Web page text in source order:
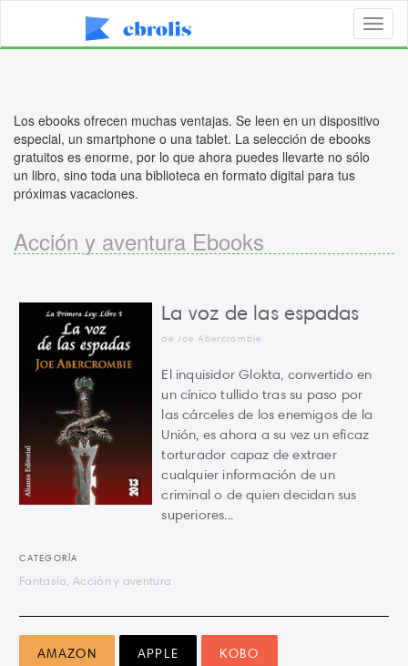
Los ebooks ofrecen muchas ventajas. Se leen en un dispositivo
especial, un smartphone o una tablet. La selección de ebooks
gratuitos es enorme, por lo que ahora puedes llevarte no sólo
un libro, sino toda una biblioteca en formato digital para tus
próximas vacaciones.
Acción y aventura Ebooks
La voz de las espadas
de Joe Abercrombie
El inquisidor Glokta, convertido en
un cínico tullido tras su paso por
las cárceles de los enemigos de la
Unión, es ahora a su vez un eficaz
torturador capaz de extraer
cualquier información de un
criminal o de quien decidan sus
superiores...
CATEGORÍA
Fantasía, Acción y aventura
AMAZON APPLE KOBO